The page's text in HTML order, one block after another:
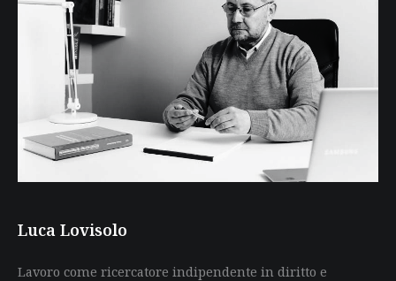
Luca Lovisolo
Lavoro come ricercatore indipendente in diritto e